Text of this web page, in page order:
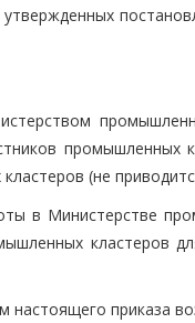
промышленных
(не
в Министерстве
кластеров
настоящего приказа